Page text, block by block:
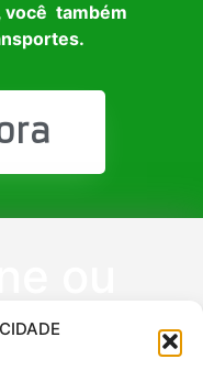
você também